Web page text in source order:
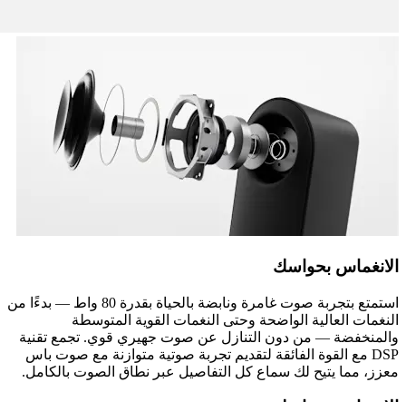
الانغماس بحواسك
استمتع بتجربة صوت غامرة ونابضة بالحياة بقدرة 80 واط — بدءًا من
النغمات العالية الواضحة وحتى النغمات القوية المتوسطة
والمنخفضة — من دون التنازل عن صوت جهيري قوي. تجمع تقنية
DSP مع القوة الفائقة لتقديم تجربة صوتية متوازنة مع صوت باس
معزز، مما يتيح لك سماع كل التفاصيل عبر نطاق الصوت بالكامل.